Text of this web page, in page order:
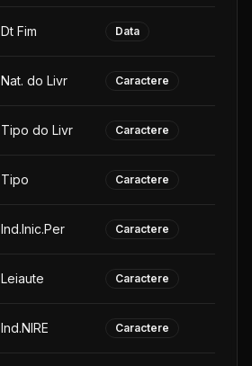
Dt Fim Data
Nat. do Livr Caractere
Tipo do Livr Caractere
Tipo Caractere
Ind.Inic.Per Caractere
Leiaute Caractere
Ind.NIRE Caractere